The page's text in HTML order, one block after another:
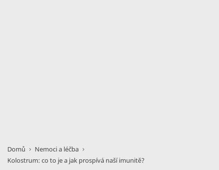
Domů
Nemoci a léčba
Kolostrum: co to je a jak prospívá naší imunitě?